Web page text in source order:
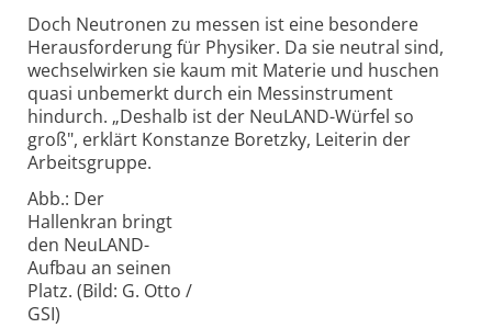
Doch Neutronen zu messen ist eine besondere
Heraus­forderung für Physiker. Da sie neutral sind,
wechselwirken sie kaum mit Materie und huschen
quasi unbemerkt durch ein Messinstrument
hindurch. „Deshalb ist der NeuLAND-Würfel so
groß", erklärt Konstanze Boretzky, Leiterin der
Arbeitsgruppe.
Abb.: Der
Hallenkran bringt
den NeuLAND-
Aufbau an seinen
Platz. (Bild: G. Otto /
GSI)